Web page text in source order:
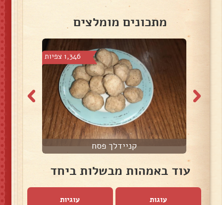
מתכונים מומלצים
1,346 צפיות
קניידלך פסח
עוד באמהות מבשלות ביחד
עוגות עוגיות